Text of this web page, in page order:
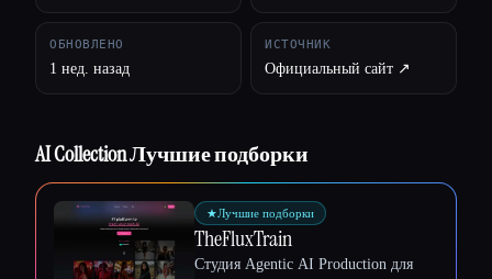
ОБНОВЛЕНО
1 нед. назад
ИСТОЧНИК
Официальный сайт ↗︎
AI Collection Лучшие подборки
★Лучшие подборки
TheFluxTrain
Студия Agentic AI Production для